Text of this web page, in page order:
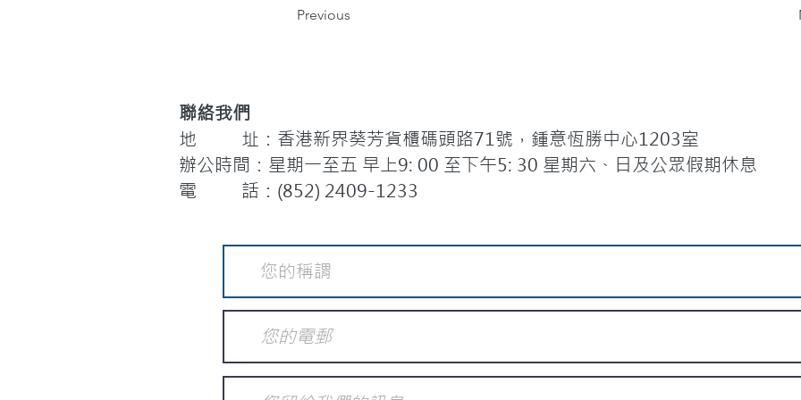
Previous
聯絡我們
地 址：香港新界葵芳貨櫃碼頭路71號，鍾意恆勝中心1203室
辦公時間：星期一至五 早上9: 00 至下午5: 30 星期六、日及公眾假期休息
電 話：(852) 2409-1233